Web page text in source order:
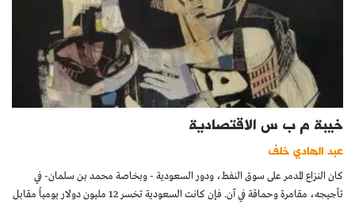
خيبة م ب س الاقتصادية
عبد الهادي خلف
كان النزاع المدمر على سوق النفط، ودور السعودية - وبخاصة محمد بن سلمان- في
تأجيجه، مقامرة وحماقة في آن. فإن كانت السعودية تخسر 12 مليون دولار يومياً مقابل